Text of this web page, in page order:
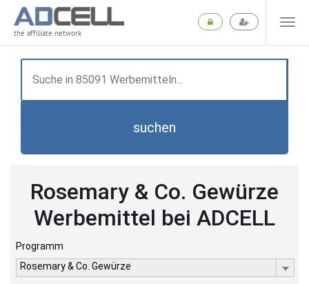
the affiliate network
suchen
Rosemary & Co. Gewürze
Werbemittel bei ADCELL
Programm
Rosemary & Co. Gewürze